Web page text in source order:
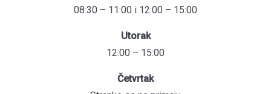
08:30 – 11:00 i 12:00 – 15:00
Utorak
12:00 – 15:00
Četvrtak